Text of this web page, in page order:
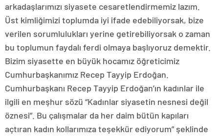
arkadaşlarımızı siyasete cesaretlendirmemiz lazım.
Üst kimliğimizi toplumda iyi ifade edebiliyorsak, bize
verilen sorumlulukları yerine getirebiliyorsak o zaman
bu toplumun faydalı ferdi olmaya başlıyoruz demektir.
Bizim siyasette en büyük hocamız öğreticimiz
Cumhurbaşkanımız Recep Tayyip Erdoğan.
Cumhurbaşkanı Recep Tayyip Erdoğan’ın kadınlar ile
ilgili en meşhur sözü “Kadınlar siyasetin nesnesi değil
öznesi”. Bu çalışmalar da her daim bütün kapıları
açtıran kadın kollarımıza teşekkür ediyorum” şeklinde